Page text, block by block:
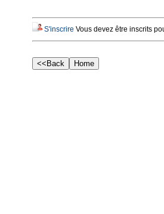
S'inscrire Vous devez être inscrits